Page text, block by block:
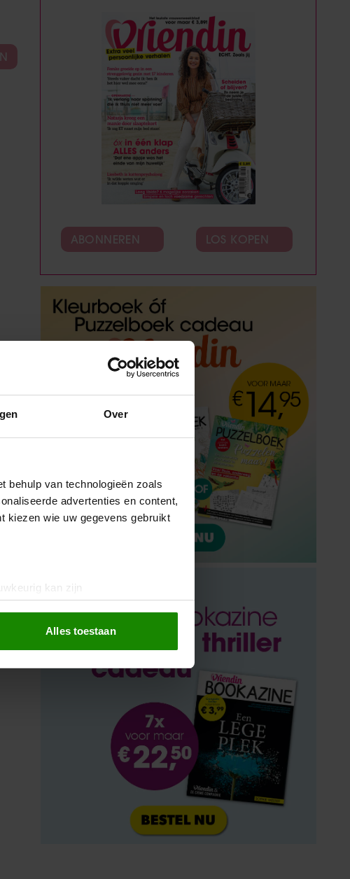
Over
behulp van technologieën zoals
advertenties en content,
kiezen wie uw gegevens gebruikt
kan zijn
(fingerprinting)
media te bieden en om ons
informatie die u aan ze heeft
akkoord met onze cookies als u
Alles toestaan
ABONNEREN LOS KOPEN